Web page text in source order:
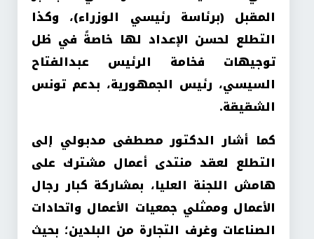
المقبل (برئاسة رئيسي الوزراء)، وكذا
التطلع لحسن الإعداد لها خاصةً في ظل
توجيهات فخامة الرئيس عبدالفتاح
السيسي، رئيس الجمهورية، بدعم تونس
الشقيقة.
كما أشار الدكتور مصطفى مدبولي إلى
التطلع لعقد منتدى أعمال مشترك على
هامش اللجنة العليا، بمشاركة كبار رجال
الأعمال وممثلي جمعيات الأعمال واتحادات
الصناعات وغرف التجارة من البلدين؛ بحيث